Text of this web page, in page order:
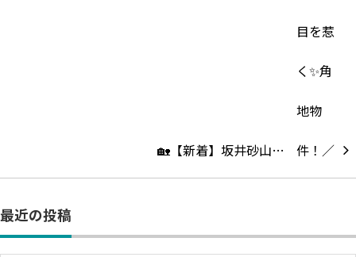
🏡【新着】坂井砂山…
最近の投稿